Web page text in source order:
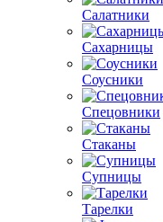
Салатники
Сахарницы
Соусники
Спецовники
Стаканы
Супницы
Тарелки